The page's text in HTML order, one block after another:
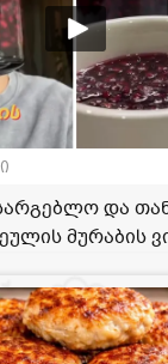
და
მურაბის